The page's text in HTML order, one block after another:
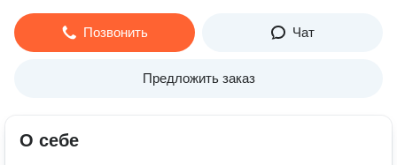
Позвонить Чат
Предложить заказ
О себе